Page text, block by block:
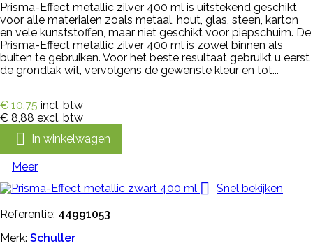
Prisma-Effect metallic zilver 400 ml is uitstekend geschikt
voor alle materialen zoals metaal, hout, glas, steen, karton
en vele kunststoffen, maar niet geschikt voor piepschuim. De
Prisma-Effect metallic zilver 400 ml is zowel binnen als
buiten te gebruiken. Voor het beste resultaat gebruikt u eerst
de grondlak wit, vervolgens de gewenste kleur en tot...
€ 10,75 incl. btw
€ 8,88 excl. btw
 In winkelwagen
Meer

Snel bekijken
Referentie: 44991053
Merk: Schuller